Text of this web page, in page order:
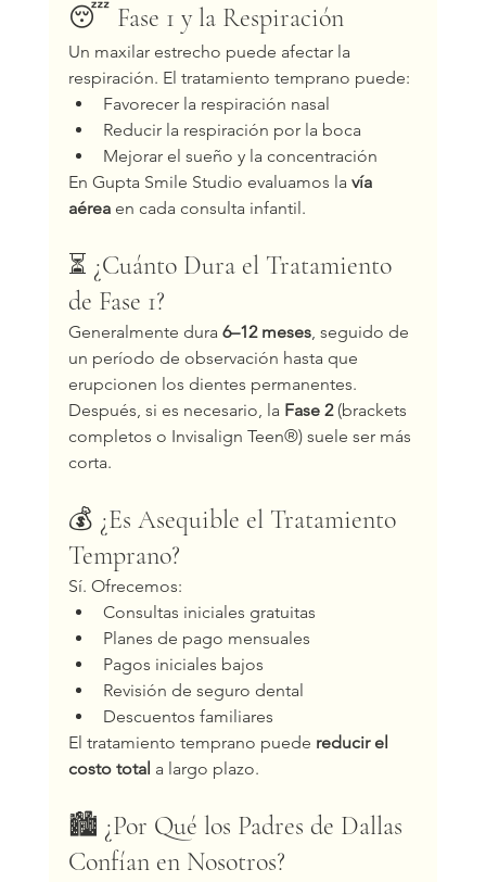
😴 Fase 1 y la Respiración
Un maxilar estrecho puede afectar la
respiración. El tratamiento temprano puede:
Favorecer la respiración nasal
Reducir la respiración por la boca
Mejorar el sueño y la concentración
En Gupta Smile Studio evaluamos la vía
aérea en cada consulta infantil.
⏳ ¿Cuánto Dura el Tratamiento
de Fase 1?
Generalmente dura 6–12 meses, seguido de
un período de observación hasta que
erupcionen los dientes permanentes.
Después, si es necesario, la Fase 2 (brackets
completos o Invisalign Teen®) suele ser más
corta.
💰 ¿Es Asequible el Tratamiento
Temprano?
Sí. Ofrecemos:
Consultas iniciales gratuitas
Planes de pago mensuales
Pagos iniciales bajos
Revisión de seguro dental
Descuentos familiares
El tratamiento temprano puede reducir el
costo total a largo plazo.
🏙️ ¿Por Qué los Padres de Dallas
Confían en Nosotros?